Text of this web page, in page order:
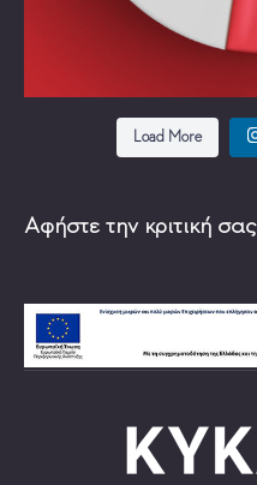
Load More
Αφήστε την κριτική σας